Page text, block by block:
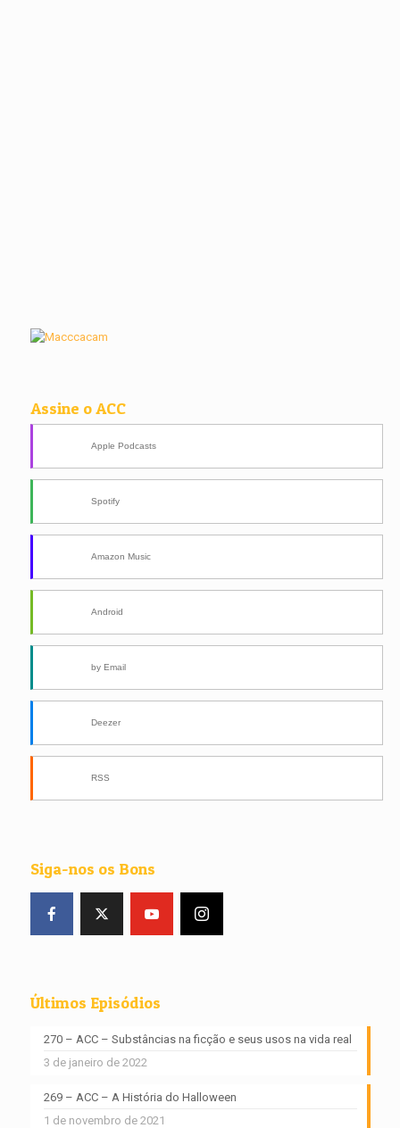
Assine o ACC
Apple Podcasts
Spotify
Amazon Music
Android
by Email
Deezer
RSS
Siga-nos os Bons
Últimos Episódios
270 – ACC – Substâncias na ficção e seus usos na vida real
3 de janeiro de 2022
269 – ACC – A História do Halloween
1 de novembro de 2021